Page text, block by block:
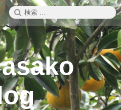
検
索: